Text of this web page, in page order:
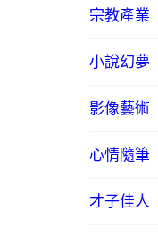
宗教產業
小說幻夢
影像藝術
心情隨筆
才子佳人